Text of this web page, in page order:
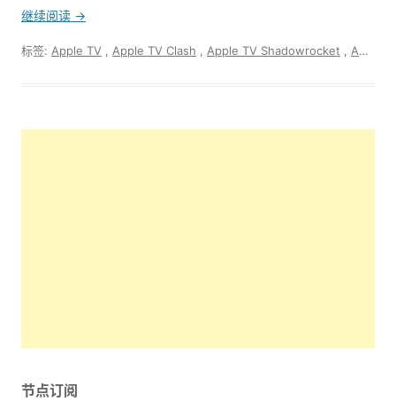
继续阅读 →
标签: Apple TV Apple TV Clash Apple TV Shadowrocket Apple TV 科学上网
节点订阅